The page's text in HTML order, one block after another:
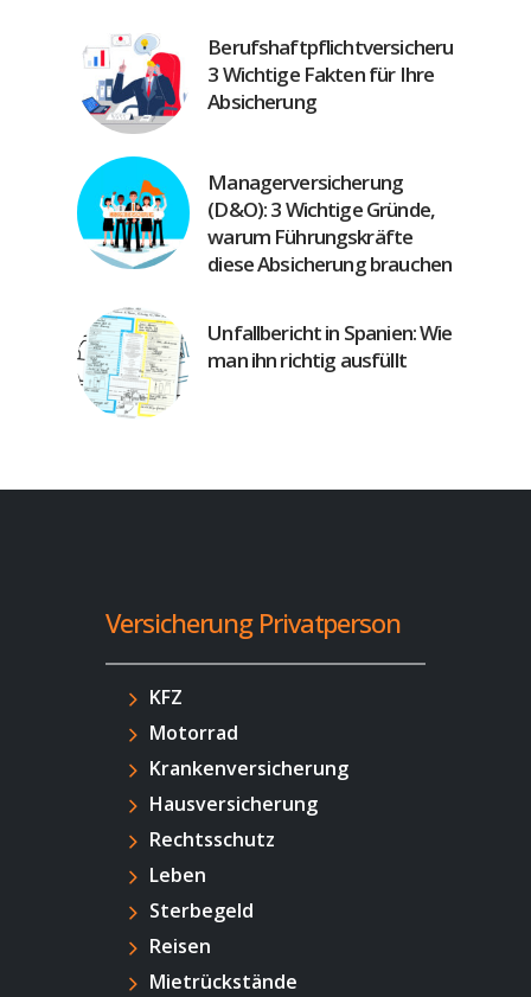
Berufshaftpflichtversicherung:
3 Wichtige Fakten für Ihre
Absicherung
Managerversicherung
(D&O): 3 Wichtige Gründe,
warum Führungskräfte
diese Absicherung brauchen
Unfallbericht in Spanien: Wie
man ihn richtig ausfüllt
Versicherung Privatperson
KFZ
Motorrad
Krankenversicherung
Hausversicherung
Rechtsschutz
Leben
Sterbegeld
Reisen
Mietrückstände